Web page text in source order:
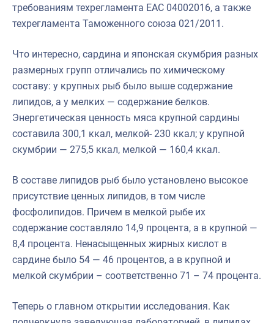
требованиям техрегламента ЕАС 04002016, а также
техрегламента Таможенного союза 021/2011.
Что интересно, сардина и японская скумбрия разных
размерных групп отличались по химическому
составу: у крупных рыб было выше содержание
липидов, а у мелких — содержание белков.
Энергетическая ценность мяса крупной сардины
составила 300,1 ккал, мелкой- 230 ккал; у крупной
скумбрии — 275,5 ккал, мелкой — 160,4 ккал.
В составе липидов рыб было установлено высокое
присутствие ценных липидов, в том числе
фосфолипидов. Причем в мелкой рыбе их
содержание составляло 14,9 процента, а в крупной —
8,4 процента. Ненасыщенных жирных кислот в
сардине было 54 — 46 процентов, а в крупной и
мелкой скумбрии – соответственно 71 – 74 процента.
Теперь о главном открытии исследования. Как